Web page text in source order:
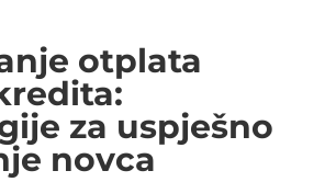
otplata
za uspješno
novca